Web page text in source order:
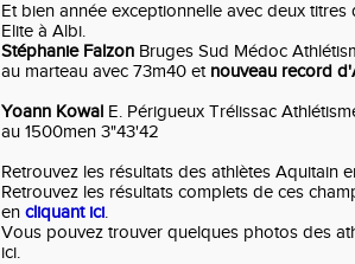
Et bien année exceptionnelle avec deux
Elite à Albi.
Stéphanie Falzon Bruges Sud Médoc
au marteau avec 73m40 et nouveau record
Yoann Kowal E. Périgueux Trélissac
au 1500men 3"43'42
Retrouvez les résultats des athlètes Aquitain
Retrouvez les résultats complets de ces
en cliquant ici.
Vous pouvez trouver quelques photos des
ici.